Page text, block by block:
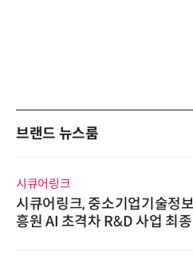
브랜드 뉴스룸
시큐어링크
시큐어링크, 중소기업기술정
흥원 AI 초격차 R&D 사업 최